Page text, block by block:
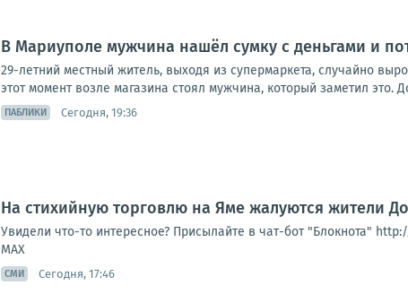
В Мариуполе мужчина нашёл сумку с деньгами и
29-летний местный житель, выходя из супермаркета, случайно
этот момент возле магазина стоял мужчина, который заметил это.
ПАБЛИКИ Сегодня, 19:36
На стихийную торговлю на Яме жалуются жители
Увидели что-то интересное? Присылайте в чат-бот "Блокнота"
МАХ
СМИ Сегодня, 17:46